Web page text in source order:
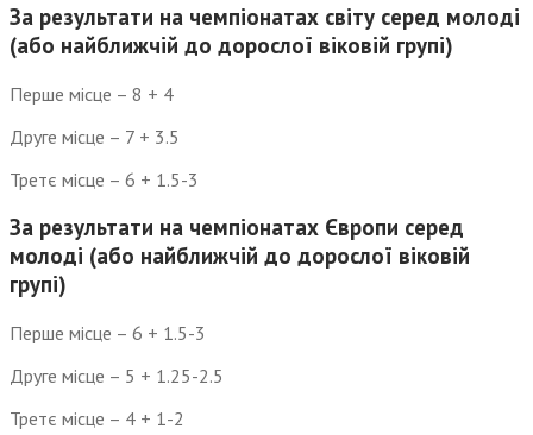
За результати на чемпіонатах світу серед молоді
(або найближчій до дорослої віковій групі)
Перше місце – 8 + 4
Друге місце – 7 + 3.5
Третє місце – 6 + 1.5-3
За результати на чемпіонатах Європи серед
молоді (або найближчій до дорослої віковій
групі)
Перше місце – 6 + 1.5-3
Друге місце – 5 + 1.25-2.5
Третє місце – 4 + 1-2